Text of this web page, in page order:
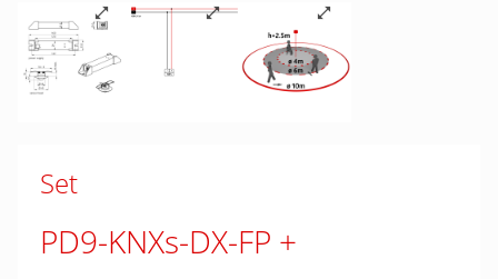
Set
PD9-KNXs-DX-FP